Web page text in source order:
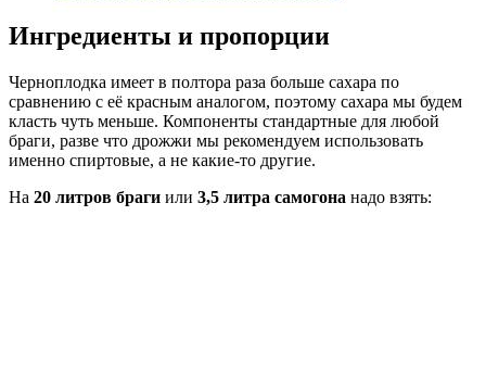
Ингредиенты и пропорции
Черноплодка имеет в полтора раза больше сахара по
сравнению с её красным аналогом, поэтому сахара мы будем
класть чуть меньше. Компоненты стандартные для любой
браги, разве что дрожжи мы рекомендуем использовать
именно спиртовые, а не какие-то другие.
На 20 литров браги или 3,5 литра самогона надо взять: